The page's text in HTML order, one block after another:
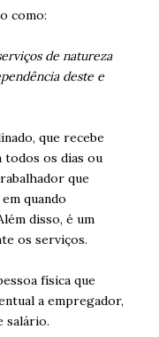
como:
de natureza
deste e
que recebe
todos os dias ou
que
quando
disso, é um
os serviços.
física que
a empregador,
salário.